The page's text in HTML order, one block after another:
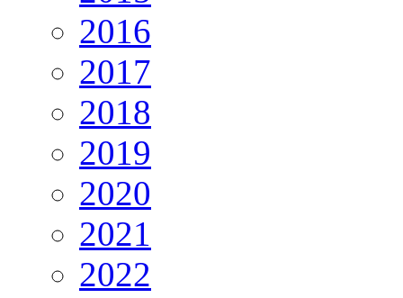
2016
2017
2018
2019
2020
2021
2022